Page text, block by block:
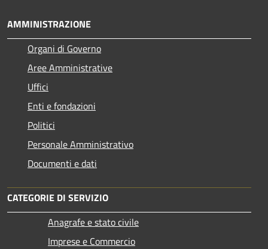
AMMINISTRAZIONE
Organi di Governo
Aree Amministrative
Uffici
Enti e fondazioni
Politici
Personale Amministrativo
Documenti e dati
CATEGORIE DI SERVIZIO
Anagrafe e stato civile
Imprese e Commercio